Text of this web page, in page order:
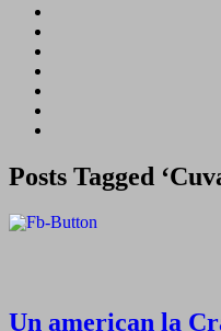
Posts Tagged
Un american la